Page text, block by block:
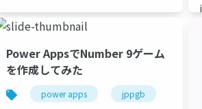
Power AppsでNumber 9ゲーム
を作成してみた
power apps jppgb